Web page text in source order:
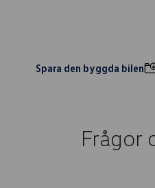
Spara den byggda bilen
Frågor